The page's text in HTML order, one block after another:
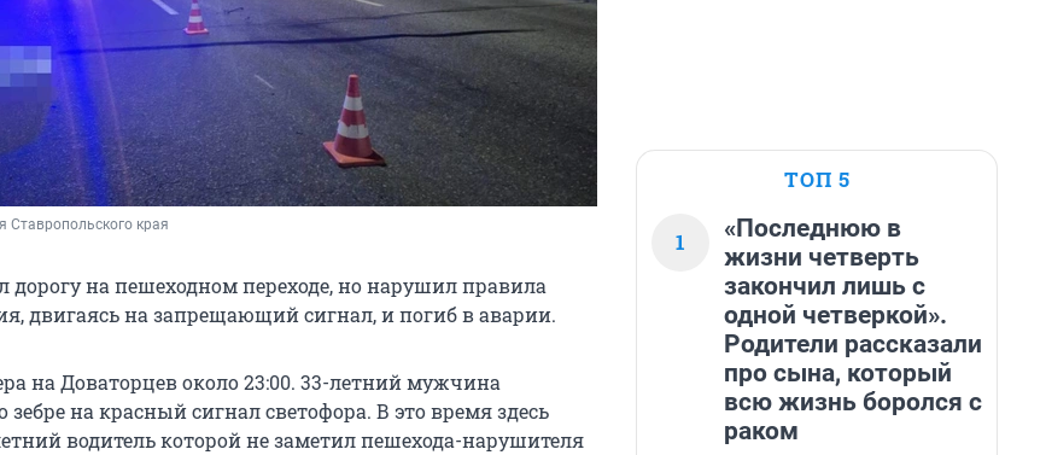
Ставропольского края
на пешеходном переходе, но нарушил правила
двигаясь на запрещающий сигнал, и погиб в аварии.
на Доваторцев около 23:00. 33-летний мужчина
зебре на красный сигнал светофора. В это время здесь
водитель которой не заметил пешехода-нарушителя
ТОП 5
1
«Последнюю в
жизни четверть
закончил лишь с
одной четверкой».
Родители рассказали
про сына, который
всю жизнь боролся с
раком